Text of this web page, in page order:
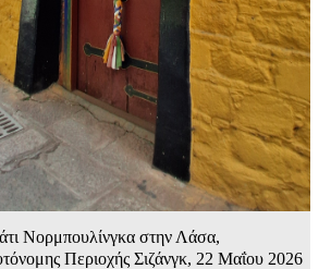
Νορμπουλίνγκα στην Λάσα,
Περιοχής Σιζάνγκ, 22 Μαΐου 2026